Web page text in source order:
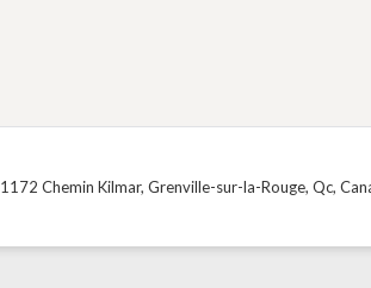
1172 Chemin Kilmar, Grenville-sur-la-Rouge, Qc,